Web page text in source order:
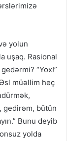
yolun
uşaq. Rasional
“Yox!”
müəllim heç
gedirəm, bütün
Bunu deyib
yolda